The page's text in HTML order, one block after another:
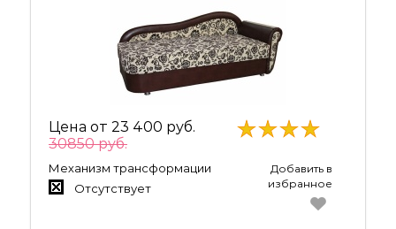
Цена от 23 400 руб.
30850 руб.
Механизм трансформации
Отсутствует
Добавить в
избранное